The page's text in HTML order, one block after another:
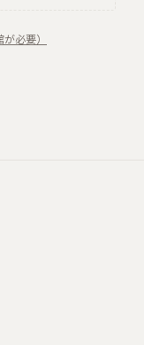
必要）